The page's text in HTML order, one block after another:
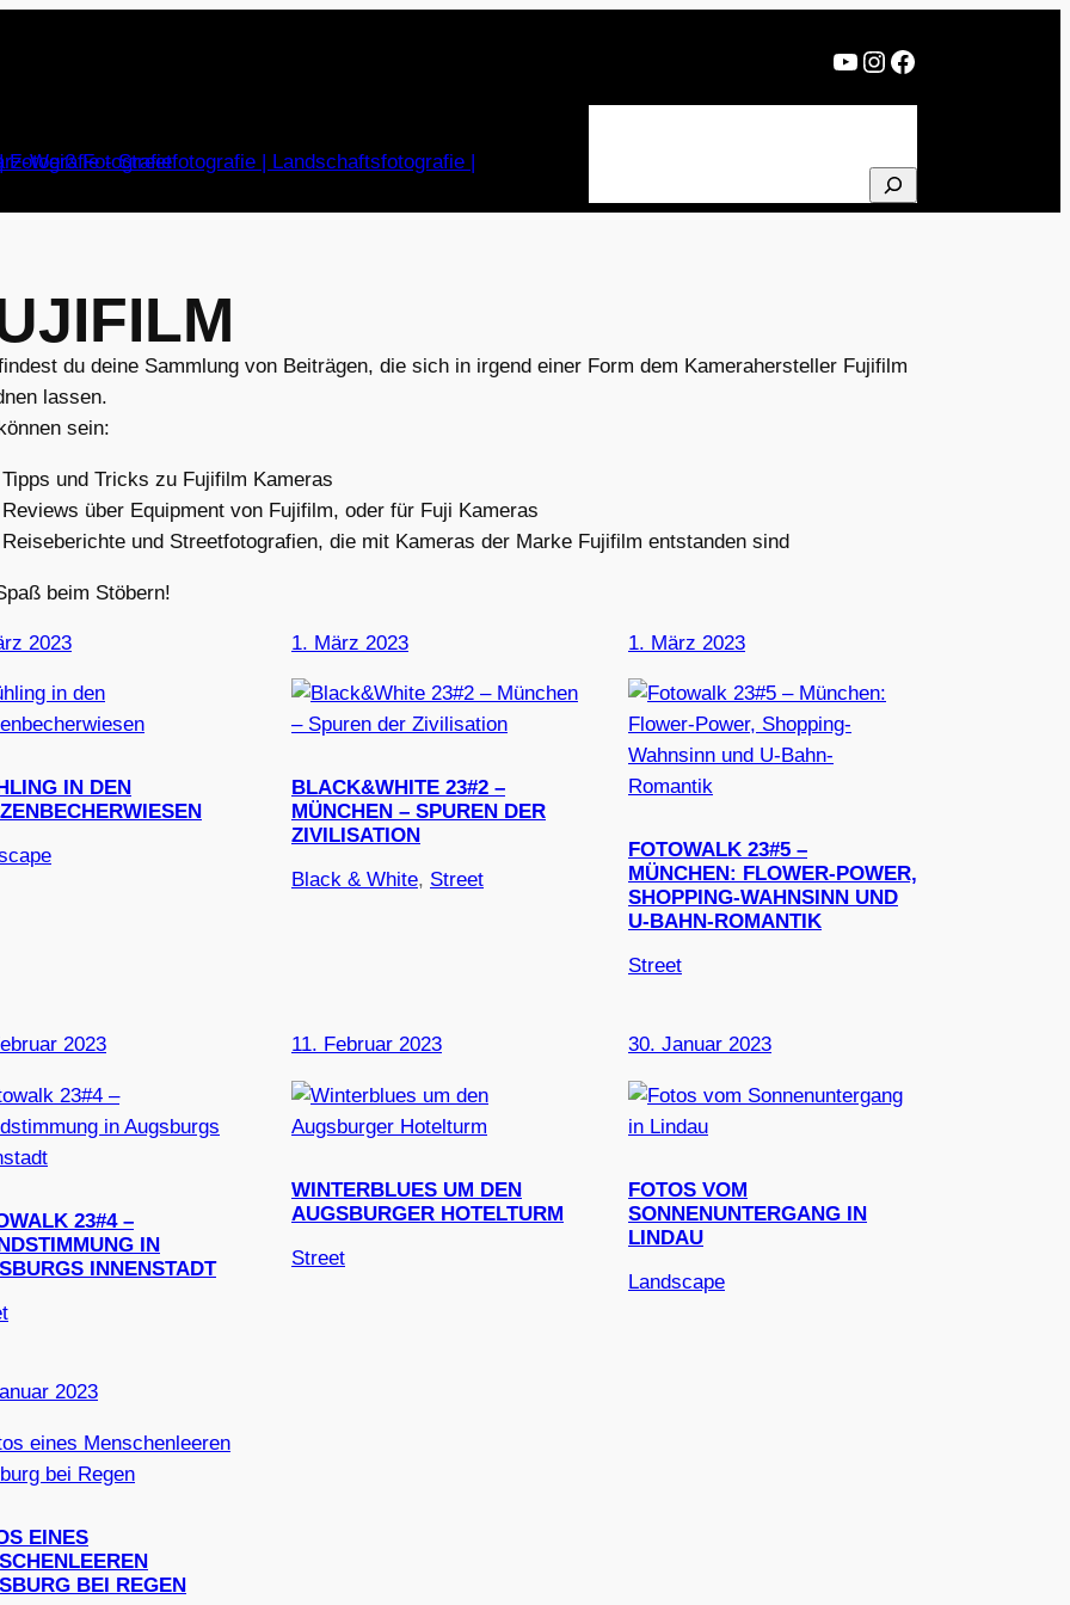
YouTube
Instagram
Facebook
SUCHEN
du deine Sammlung von Beiträgen, die sich in irgend einer Form dem Kamerahersteller Fujifilm
lassen.
sein:
Tipps und Tricks zu Fujifilm Kameras
Reviews über Equipment von Fujifilm, oder für Fuji Kameras
Reiseberichte und Streetfotografien, die mit Kameras der Marke Fujifilm entstanden sind
beim Stöbern!
2023
IN DEN
1. März 2023
BLACK&WHITE 23#2 –
MÜNCHEN – SPUREN DER
ZIVILISATION
Black & White, Street
1. März 2023
FOTOWALK 23#5 –
MÜNCHEN: FLOWER-POWER,
SHOPPING-WAHNSINN UND
U-BAHN-ROMANTIK
Street
2023
23#4 –
IN
INNENSTADT
11. Februar 2023
WINTERBLUES UM DEN
AUGSBURGER HOTELTURM
Street
30. Januar 2023
FOTOS VOM
SONNENUNTERGANG IN
LINDAU
Landscape
2023
EINES
BEI REGEN